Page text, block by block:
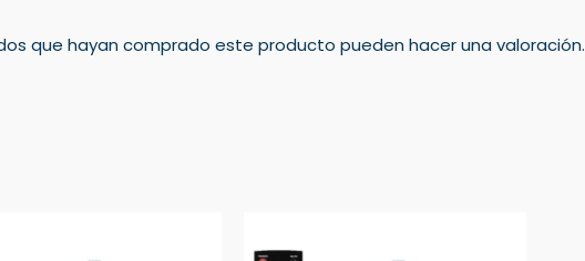
que hayan comprado este producto pueden hacer una valoración.